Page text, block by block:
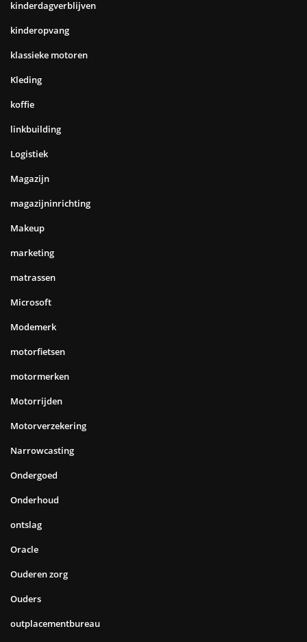
kinderdagverblijven
kinderopvang
klassieke motoren
Kleding
koffie
linkbuilding
Logistiek
Magazijn
magazijninrichting
Makeup
marketing
matrassen
Microsoft
Modemerk
motorfietsen
motormerken
Motorrijden
Motorverzekering
Narrowcasting
Ondergoed
Onderhoud
ontslag
Oracle
Ouderen zorg
Ouders
outplacementbureau